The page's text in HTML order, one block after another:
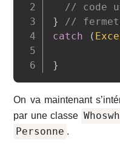
// code
}
//
catch
(
}
On va maintenant
par une classe
Personne .